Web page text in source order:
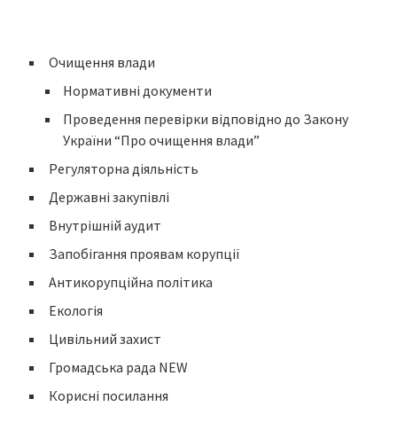
Очищення влади
Нормативні документи
Проведення перевірки відповідно до Закону
України “Про очищення влади”
Регуляторна діяльність
Державні закупівлі
Внутрішній аудит
Запобігання проявам корупції
Антикорупційна політика
Екологія
Цивільний захист
Громадська рада NEW
Корисні посилання